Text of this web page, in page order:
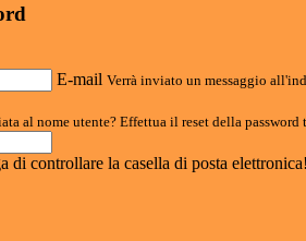
E-mail Verrà inviato un messaggio
al nome utente? Effettua il reset della password
di controllare la casella di posta elettronica!